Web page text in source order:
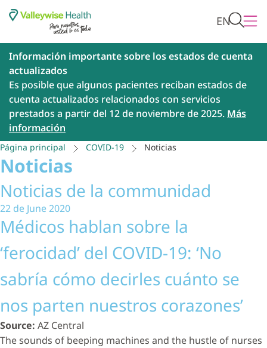
EN
Información importante sobre los estados de cuenta
actualizados
Es posible que algunos pacientes reciban estados de
cuenta actualizados relacionados con servicios
prestados a partir del 12 de noviembre de 2025. Más
información
Página principal COVID-19 Noticias
Noticias
Noticias de la communidad
22 de June 2020
Médicos hablan sobre la
‘ferocidad’ del COVID-19: ‘No
sabría cómo decirles cuánto se
nos parten nuestros corazones’
Source: AZ Central
The sounds of beeping machines and the hustle of nurses